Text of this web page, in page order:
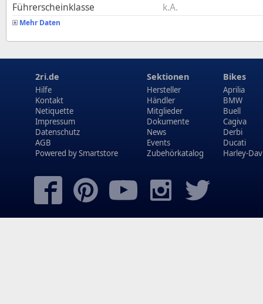
Führerscheinklasse
k.A.
Mehr Daten
2ri.de
Hilfe
Kontakt
Netiquette
Impressum
Datenschutz
AGB
Powered bySmartstore
Sektionen
Hersteller
Händler
Mitglieder
Dokumente
News
Events
Zubehörkatalog
Bikes
Aprilia
BMW
Buell
Cagiva
Derbi
Ducati
Harley-